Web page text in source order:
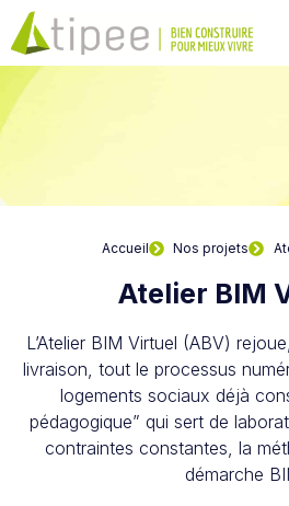
Accueil Nos projets
Atelier BIM
L’Atelier BIM Virtuel (ABV)
livraison, tout le processus
logements sociaux déjà
pédagogique” qui sert de
contraintes constantes, la
démarche